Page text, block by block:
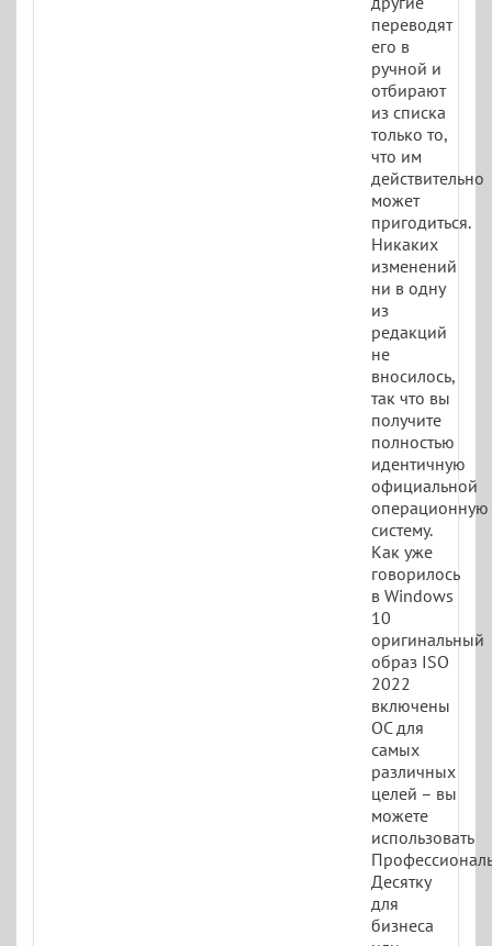
переводят
его в
ручной и
отбирают
из списка
только то,
что им
действительно
может
пригодиться.
Никаких
изменений
ни в одну
из
редакций
не
вносилось,
так что вы
получите
полностью
идентичную
официальной
операционную
систему.
Как уже
говорилось
в Windows
10
оригинальный
образ ISO
2022
включены
ОС для
самых
различных
целей – вы
можете
использовать
Десятку
для
бизнеса